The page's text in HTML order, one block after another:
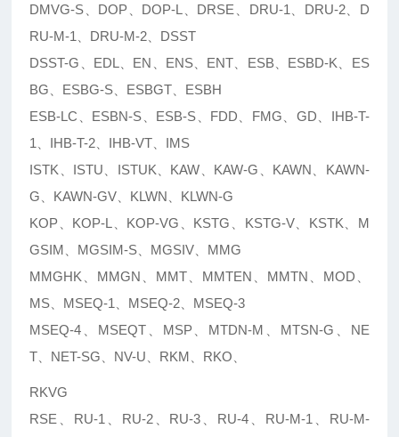
DMVG-S、DOP、DOP-L、DRSE、DRU-1、DRU-2、D
RU-M-1、DRU-M-2、DSST
DSST-G、EDL、EN、ENS、ENT、ESB、ESBD-K、ES
BG、ESBG-S、ESBGT、ESBH
ESB-LC、ESBN-S、ESB-S、FDD、FMG、GD、IHB-T-
1、IHB-T-2、IHB-VT、IMS
ISTK、ISTU、ISTUK、KAW、KAW-G、KAWN、KAWN-
G、KAWN-GV、KLWN、KLWN-G
KOP、KOP-L、KOP-VG、KSTG、KSTG-V、KSTK、M
GSIM、MGSIM-S、MGSIV、MMG
MMGHK、MMGN、MMT、MMTEN、MMTN、MOD、
MS、MSEQ-1、MSEQ-2、MSEQ-3
MSEQ-4、MSEQT、MSP、MTDN-M、MTSN-G、NE
T、NET-SG、NV-U、RKM、RKO、
RKVG
RSE、RU-1、RU-2、RU-3、RU-4、RU-M-1、RU-M-